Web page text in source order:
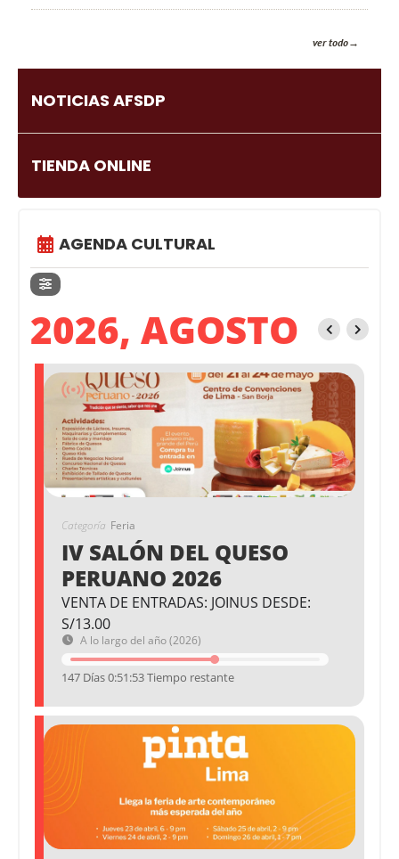
ver todo
NOTICIAS AFSDP
TIENDA ONLINE
AGENDA CULTURAL
2026, AGOSTO
Categoría Feria
IV SALÓN DEL QUESO
PERUANO 2026
VENTA DE ENTRADAS: JOINUS DESDE:
S/13.00
A lo largo del año (2026)
147 Días 0:51:52 Tiempo restante